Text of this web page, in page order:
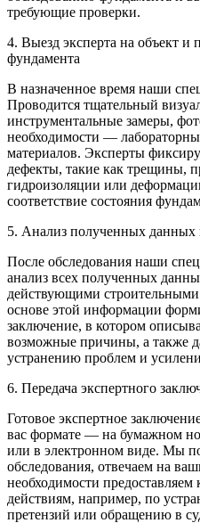
требующие проверки.
4. Выезд эксперта на объект и
фундамента
В назначенное время наши
Проводится тщательный
инструментальные замеры,
необходимости —
материалов. Эксперты
дефекты, такие как трещины,
гидроизоляции или
соответствие состояния
5. Анализ полученных данных
После обследования наши
анализ всех полученных
действующими
основе этой информации
заключение, в котором
возможные причины, а также
устранению проблем и
6. Передача экспертного
Готовое экспертное
вас формате — на бумажном
или в электронном виде. Мы
обследования, отвечаем на
необходимости
действиям, например, по
претензий или обращению в